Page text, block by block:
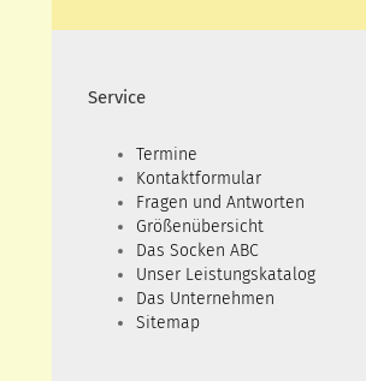
Service
Termine
Kontaktformular
Fragen und Antworten
Größenübersicht
Das Socken ABC
Unser Leistungskatalog
Das Unternehmen
Sitemap